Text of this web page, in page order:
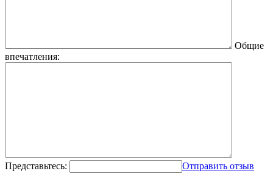
Общие
впечатления:
Представьтесь: Отправить отзыв